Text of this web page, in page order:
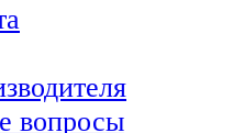
вопросы